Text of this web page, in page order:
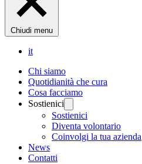
Chiudi menu
it
Chi siamo
Quotidianità che cura
Cosa facciamo
Sostienici
Sostienici
Diventa volontario
Coinvolgi la tua azienda
News
Contatti